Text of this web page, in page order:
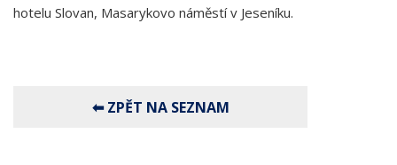
hotelu Slovan, Masarykovo náměstí v Jeseníku.